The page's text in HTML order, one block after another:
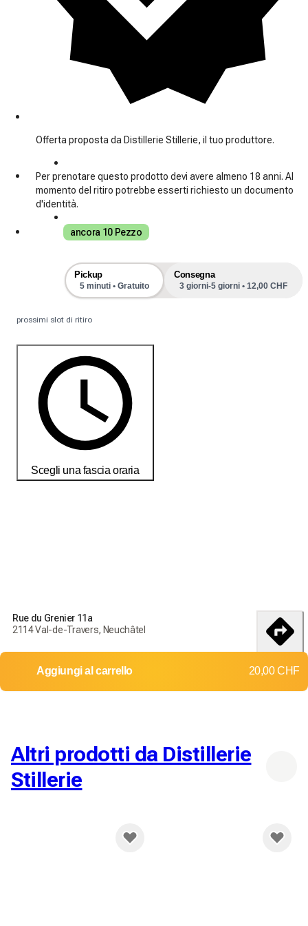
Offerta proposta da Distillerie Stillerie, il tuo produttore.
Per prenotare questo prodotto devi avere almeno 18 anni. Al
momento del ritiro potrebbe esserti richiesto un documento
d'identità.
ancora 10 Pezzo
Pickup
5 minuti • Gratuito
Consegna
3 giorni-5 giorni • 12,00 CHF
prossimi slot di ritiro
Scegli una fascia oraria
débembre
Resi e cambi non accettati
Costi di spedizione: 12,00 CHF
Rue du Grenier 11a
2114 Val-de-Travers, Neuchâtel
Aggiungi al carrello 20,00 CHF
Altri prodotti da Distillerie
Stillerie